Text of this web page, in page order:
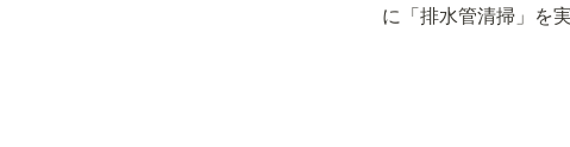
に「排水管清掃」を